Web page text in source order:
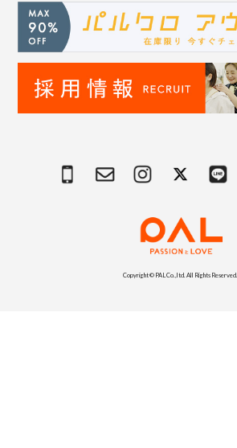
Copyright © PAL Co.,ltd. All Rights Reserved.